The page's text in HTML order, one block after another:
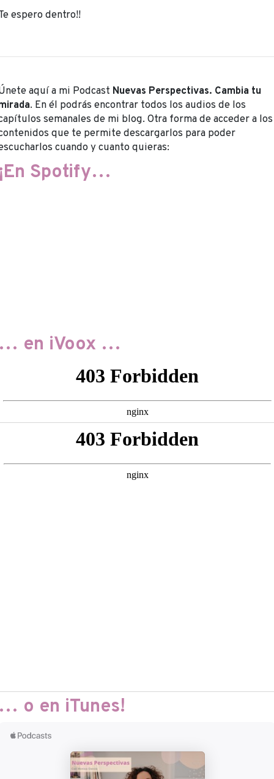
espero dentro!!
aquí a mi Podcast Nuevas Perspectivas. Cambia tu
. En él podrás encontrar todos los audios de los
semanales de mi blog. Otra forma de acceder a los
que te permite descargarlos para poder
cuando y cuanto quieras:
Spotify…
en iVoox …
o en iTunes!